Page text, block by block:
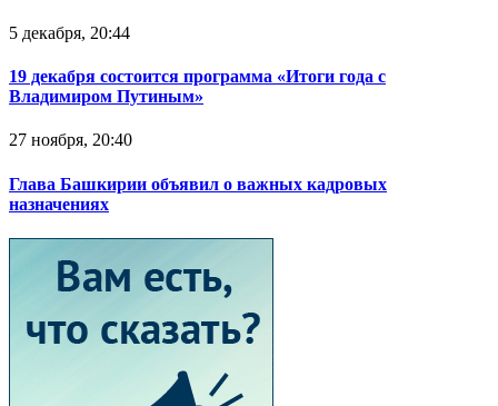
5 декабря, 20:44
19 декабря состоится программа «Итоги года с
Владимиром Путиным»
27 ноября, 20:40
Глава Башкирии объявил о важных кадровых
назначениях